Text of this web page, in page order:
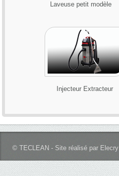
Laveuse petit modèle
Injecteur Extracteur
© TECLEAN - Site réalisé par Elecry